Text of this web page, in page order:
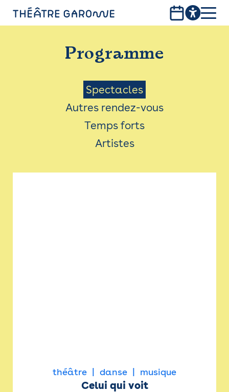
PROGRAMME
INFOS PRATIQUES
AVEC LES PUBLICS
ACCESSIBILITÉ
LES PRODUCTIONS
Programme
Menu
Saison
Spectacles
Autres rendez-vous
Temps forts
Artistes
théâtre danse musique
Celui qui voit